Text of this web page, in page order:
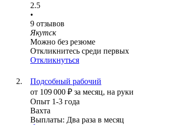
2.5
•
9 отзывов
Якутск
Можно без резюме
Откликнитесь среди первых
Откликнуться
Подсобный рабочий
от 109 000 ₽ за месяц, на руки
Опыт 1-3 года
Вахта
Выплаты: Два раза в месяц